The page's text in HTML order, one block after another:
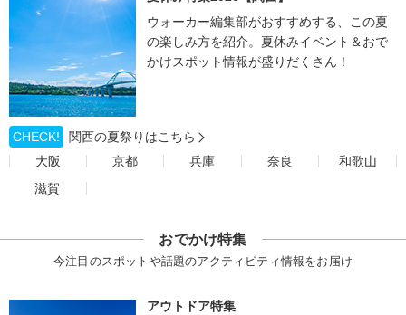
ウォーカー編集部がおすすめする、この夏
の楽しみ方を紹介。夏休みイベント＆おで
かけスポット情報が盛りだくさん！
CHECK!
関西の夏祭りはこちら
大阪
京都 兵庫 奈良
和歌山
滋賀
おでかけ特集
今注目のスポットや話題のアクティビティ情報をお届け
アウトドア特集